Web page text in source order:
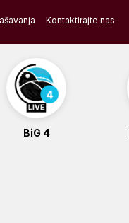
Kontaktirajte nas
BiG 4